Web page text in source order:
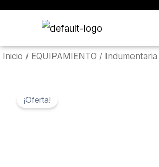
Inicio / EQUIPAMIENTO / Indumentaria
¡Oferta!